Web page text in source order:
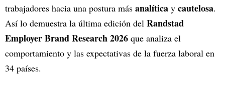
trabajadores hacia una postura más analítica y cautelosa.
Así lo demuestra la última edición del Randstad
Employer Brand Research 2026 que analiza el
comportamiento y las expectativas de la fuerza laboral en
34 países.